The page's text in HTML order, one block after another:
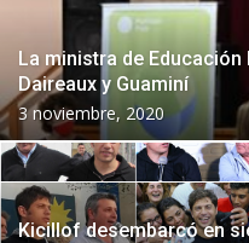
La ministra de
Daireaux y Guaminí
3 noviembre, 2020
Kicillof desembarcó en